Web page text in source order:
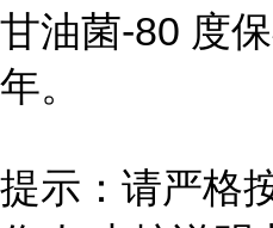
甘油菌-80 度
年。
提示：请严格